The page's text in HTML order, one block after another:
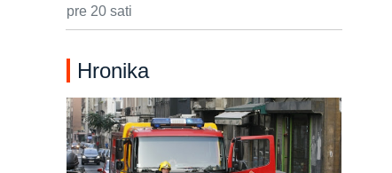
pre 20 sati
Hronika